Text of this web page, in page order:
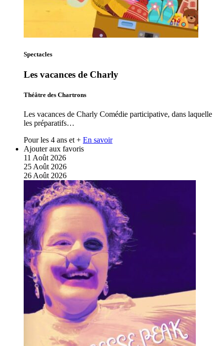
Spectacles
Les vacances de Charly
Théâtre des Chartrons
Les vacances de Charly Comédie participative, dans laquelle
les préparatifs…
Pour les 4 ans et + En savoir
Ajouter aux favoris
11 Août 2026
25 Août 2026
26 Août 2026